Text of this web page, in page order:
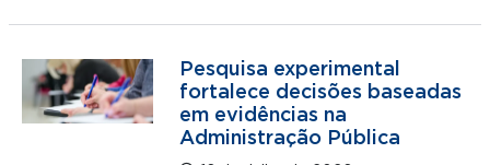
Pesquisa experimental
fortalece decisões baseadas
em evidências na
Administração Pública